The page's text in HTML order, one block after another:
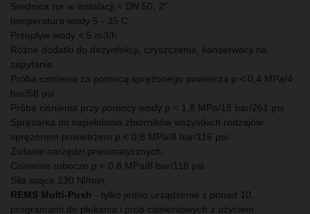
Średnica rur w instalacji < DN 50, 2"
temperatura wody 5 - 35 C
Przepływ wody < 5 m3/h
Różne dodatki do dezynfekcji, czyszczenia, konserwacji na
zapytanie.
Próba cisnienia za pomocą sprężonego powietrza p < 0,4 MPa/4
bar/58 psi
Próba ciśnienia przy pomocy wody p < 1,8 MPa/18 bar/261 psi
Sprężarka do napełniania zbiorników wszystkich rodzajów
sprężonym powietrzem p < 0,8 MPa/8 bar/116 psi.
Zsilanie narzędzi pneumatycznych.
Ciśnienie robocze p < 0,8 MPa/8 bar/116 psi
Siła ssąca 230 Nl/min
REMS Multi-Push - tylko jedno urządzenie z ponad 10.
programami do płukania i prób ciśnieniowych z użyciem